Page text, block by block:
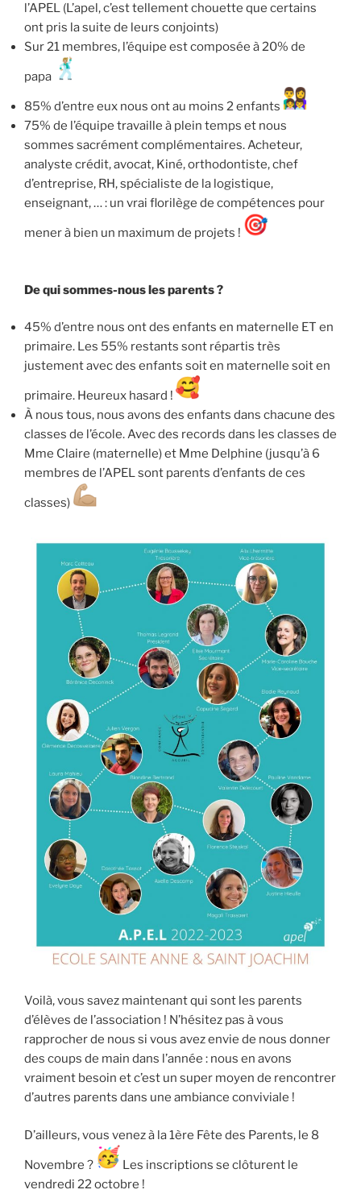
l’APEL (L’apel, c’est tellement chouette que certains
ont pris la suite de leurs conjoints)
Sur 21 membres, l’équipe est composée à 20% de
papa
85% d’entre eux nous ont au moins 2 enfants
75% de l’équipe travaille à plein temps et nous
sommes sacrément complémentaires. Acheteur,
analyste crédit, avocat, Kiné, orthodontiste, chef
d’entreprise, RH, spécialiste de la logistique,
enseignant, … : un vrai florilège de compétences pour
mener à bien un maximum de projets !
De qui sommes-nous les parents ?
45% d’entre nous ont des enfants en maternelle ET en
primaire. Les 55% restants sont répartis très
justement avec des enfants soit en maternelle soit en
primaire. Heureux hasard !
À nous tous, nous avons des enfants dans chacune des
classes de l’école. Avec des records dans les classes de
Mme Claire (maternelle) et Mme Delphine (jusqu’à 6
membres de l’APEL sont parents d’enfants de ces
classes)
Voilà, vous savez maintenant qui sont les parents
d’élèves de l’association ! N’hésitez pas à vous
rapprocher de nous si vous avez envie de nous donner
des coups de main dans l’année : nous en avons
vraiment besoin et c’est un super moyen de rencontrer
d’autres parents dans une ambiance conviviale !
D’ailleurs, vous venez à la 1ère Fête des Parents, le 8
Novembre ?
Les inscriptions se clôturent le
vendredi 22 octobre !